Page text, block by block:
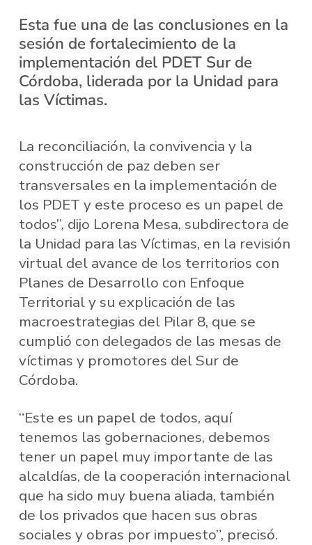
Esta fue una de las conclusiones en la
sesión de fortalecimiento de la
implementación del PDET Sur de
Córdoba, liderada por la Unidad para
las Víctimas.
La reconciliación, la convivencia y la
construcción de paz deben ser
transversales en la implementación de
los PDET y este proceso es un papel de
todos”, dijo Lorena Mesa, subdirectora de
la Unidad para las Víctimas, en la revisión
virtual del avance de los territorios con
Planes de Desarrollo con Enfoque
Territorial y su explicación de las
macroestrategias del Pilar 8, que se
cumplió con delegados de las mesas de
víctimas y promotores del Sur de
Córdoba.
“Este es un papel de todos, aquí
tenemos las gobernaciones, debemos
tener un papel muy importante de las
alcaldías, de la cooperación internacional
que ha sido muy buena aliada, también
de los privados que hacen sus obras
sociales y obras por impuesto”, precisó.